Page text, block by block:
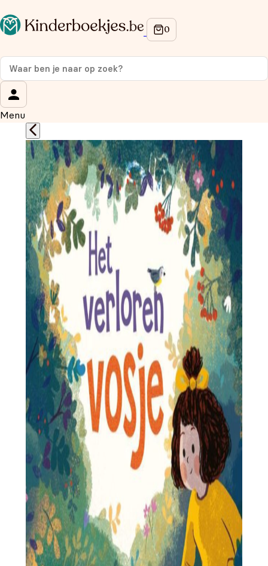
Menu
Op de hoogte blijven van onze acties?
Meld je aan voor onze nieuwsbrief en ontvang
korting
Wat is je voornaam?
Wat is je e-mailadres?*
Aanmelden
We gebruiken je gegevens om contact op te nemen, in
overeenstemming met ons
privacybeleid.